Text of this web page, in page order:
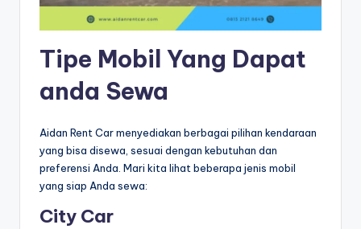
Tipe Mobil Yang Dapat
anda Sewa
Aidan Rent Car menyediakan berbagai pilihan kendaraan
yang bisa disewa, sesuai dengan kebutuhan dan
preferensi Anda. Mari kita lihat beberapa jenis mobil
yang siap Anda sewa:
City Car